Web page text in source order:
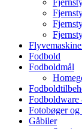
Fodbold
Fodboldmål
Fotobøger og
Gåbiler